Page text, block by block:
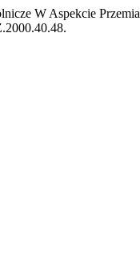
W Aspekcie